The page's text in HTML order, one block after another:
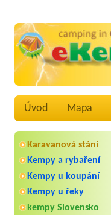
Úvod Mapa
Karavanová stání
Kempy a rybaření
Kempy u koupání
Kempy u řeky
kempy Slovensko